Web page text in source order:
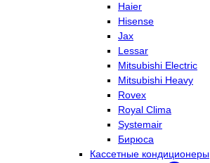
Haier
Hisense
Jax
Lessar
Mitsubishi Electric
Mitsubishi Heavy
Rovex
Royal Clima
Systemair
Бирюса
Кассетные кондиционеры